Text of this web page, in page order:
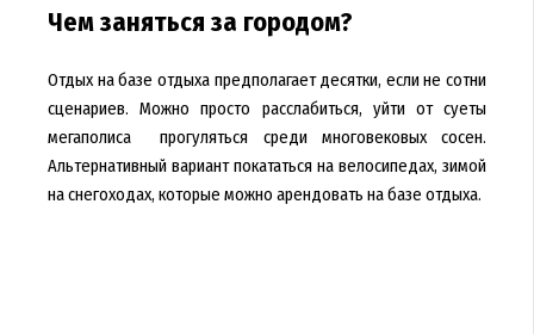
Чем заняться за городом?
Отдых на базе отдыха предполагает десятки, если не сотни
сценариев. Можно просто расслабиться, уйти от суеты
мегаполиса прогуляться среди многовековых сосен.
Альтернативный вариант покататься на велосипедах, зимой
на снегоходах, которые можно арендовать на базе отдыха.